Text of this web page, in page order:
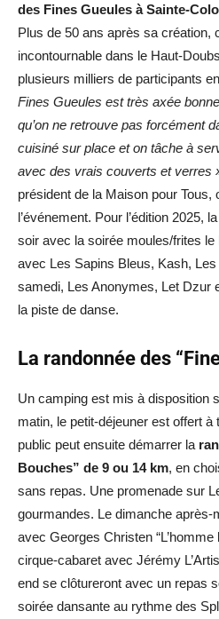
des Fines Gueules à Sainte-
Plus de 50 ans après sa création,
incontournable dans le Haut-
plusieurs milliers de participants
Fines Gueules est très axée
qu’on ne retrouve pas forcément
cuisiné sur place et on tâche à
avec des vrais couverts et verres
président de la Maison pour Tous,
l’événement. Pour l’édition 2025,
soir avec la soirée moules/frites le
avec Les Sapins Bleus, Kash,
samedi, Les Anonymes, Let Dzur
la piste de danse.
La randonnée des
Un camping est mis à disposition
matin, le petit-déjeuner est offert
public peut ensuite démarrer la
Bouches” de 9 ou 14 km, en
sans repas. Une promenade sur
gourmandes. Le dimanche après-
avec Georges Christen
cirque-cabaret avec Jérémy
end se clôtureront avec un repas
soirée dansante au rythme des